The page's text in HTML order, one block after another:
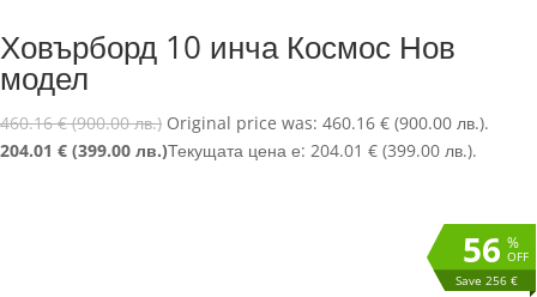
Ховърборд 10 инча Космос Нов
модел
460.16€ (900.00 лв.) Original price was: 460.16 € (900.00 лв.).
204.01 € (399.00 лв.)Текущата цена е: 204.01 € (399.00 лв.).
%
OFF
56
Save 256 €